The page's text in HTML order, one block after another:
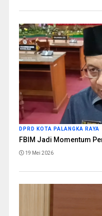
DPRD KOTA PALANGKA RAYA
FBIM Jadi Momentum
19 Mei 2026